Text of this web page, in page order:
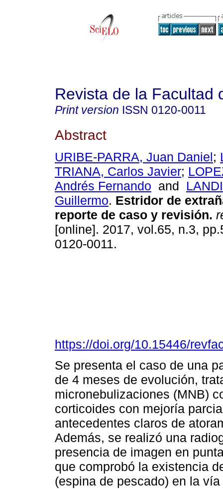
Revista de la Facultad
Print version ISSN 0120-0011
Abstract
URIBE-PARRA, Juan Daniel;
TRIANA, Carlos Javier;
Andrés Fernando and
Guillermo. Estridor de
reporte de caso y revisión.
[online]. 2017, vol.65, n.3,
0120-0011.
https://doi.org/10.15446/
Se presenta el caso de una
de 4 meses de evolución,
micronebulizaciones (MNB)
corticoides con mejoría
antecedentes claros de
Además, se realizó una
presencia de imagen en
que comprobó la existencia
(espina de pescado) en la